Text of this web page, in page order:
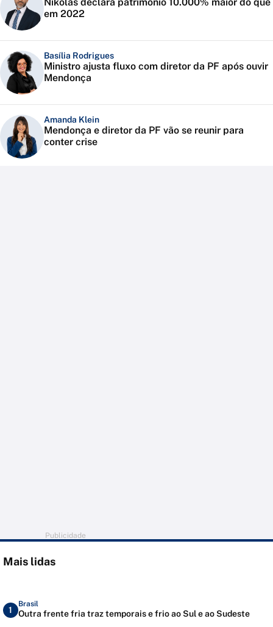
em 2022
Basília Rodrigues
Ministro ajusta fluxo com diretor da PF após ouvir
Mendonça
Amanda Klein
Mendonça e diretor da PF vão se reunir para
conter crise
Publicidade
Mais lidas
1
Brasil
Outra frente fria traz temporais e frio ao Sul e ao Sudeste